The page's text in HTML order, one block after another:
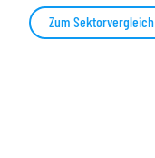
Zum Sektorvergleich